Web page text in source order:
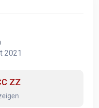
2021
ZZ